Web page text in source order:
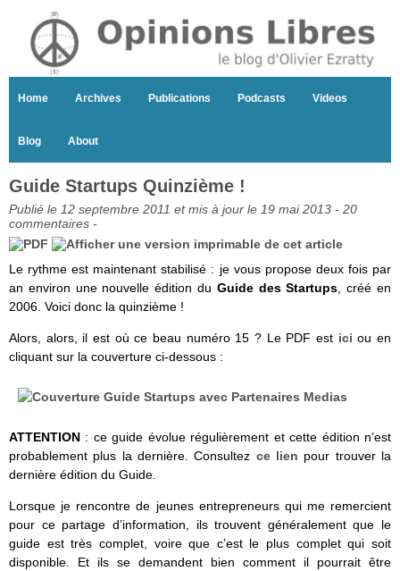
Home Archives Publications Podcasts Videos
Blog About
Guide Startups Quinzième !
Publié le 12 septembre 2011 et mis à jour le 19 mai 2013 - 20
commentaires -
Le rythme est maintenant stabilisé : je vous propose deux fois par
an environ une nouvelle édition du Guide des Startups , créé en
2006. Voici donc la quinzième !
Alors, alors, il est où ce beau numéro 15 ? Le PDF est ici ou en
cliquant sur la couverture ci-dessous :
ATTENTION : ce guide évolue régulièrement et cette édition n’est
probablement plus la dernière. Consultez ce lien pour trouver la
dernière édition du Guide.
Lorsque je rencontre de jeunes entrepreneurs qui me remercient
pour ce partage d’information, ils trouvent généralement que le
guide est très complet, voire que c’est le plus complet qui soit
disponible. Et ils se demandent bien comment il pourrait être